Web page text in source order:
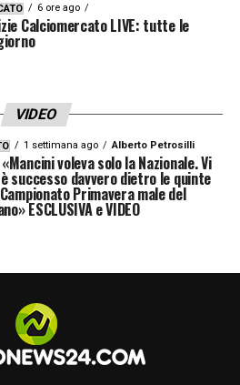
6 ore ago
Calciomercato LIVE: tutte le
VIDEO
1 settimana ago Alberto Petrosilli
voleva solo la Nazionale. Vi
successo davvero dietro le quinte
Primavera male del
ESCLUSIVA e VIDEO